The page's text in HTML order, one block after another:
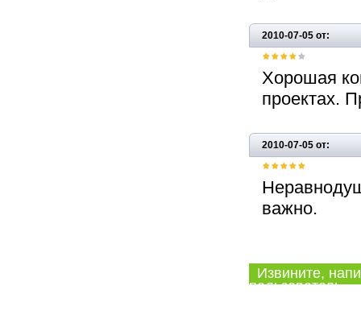
2010-07-05 от:
Хорошая
проектах.
2010-07-05 от:
важно.
Извините,
пользователь.